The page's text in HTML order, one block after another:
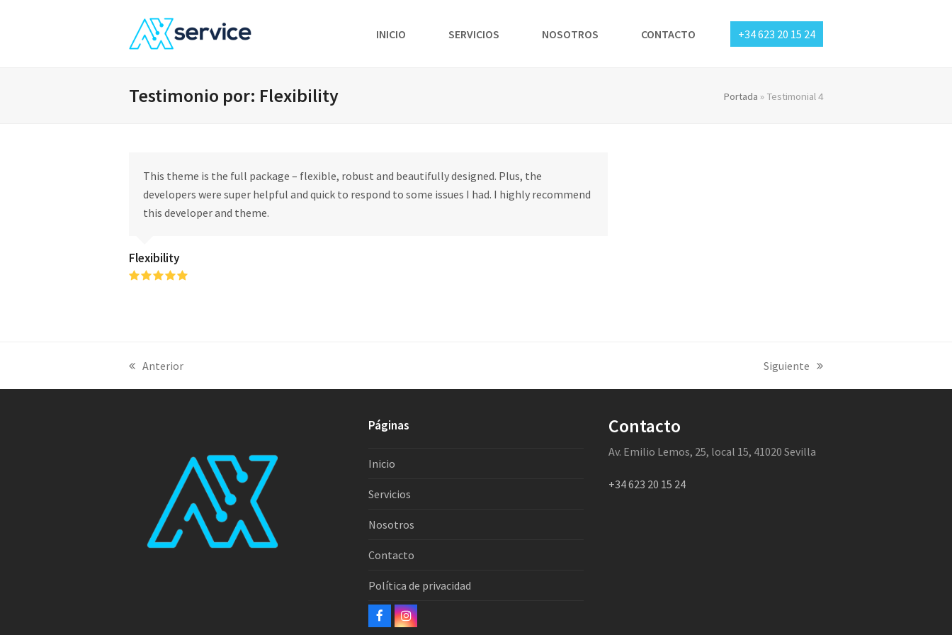
INICIO SERVICIOS NOSOTROS CONTACTO +34 623 20 15 24
Testimonio por: Flexibility Portada » Testimonial 4
This theme is the full package – flexible, robust and beautifully designed. Plus, the
developers were super helpful and quick to respond to some issues I had. I highly recommend
this developer and theme.
Flexibility
previous
post:
Anterior
next
post:
Siguiente
Páginas
Inicio
Servicios
Nosotros
Contacto
Política de privacidad
FacebookInstagram
Contacto
Av. Emilio Lemos, 25, local 15, 41020 Sevilla
+34 623 20 15 24